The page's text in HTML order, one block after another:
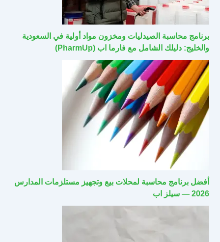
برنامج محاسبة الصيدليات ومخزون مواد أولية في السعودية
والخليج: دليلك الشامل مع فارما اب (PharmUp)
أفضل برنامج محاسبة لمحلات بيع وتجهيز مستلزمات المدارس
2026 — سيلز اب